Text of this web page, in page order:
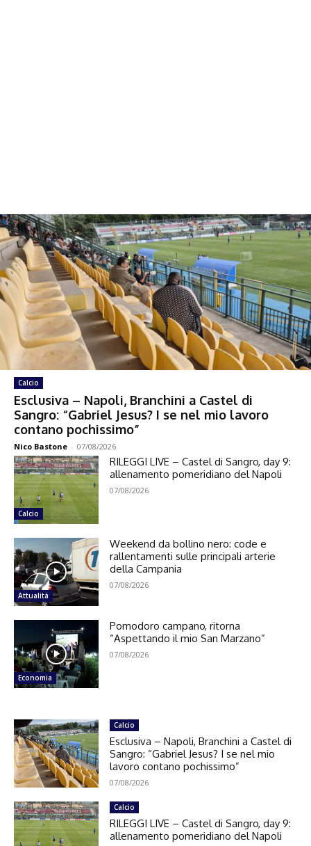
Calcio
Esclusiva – Napoli, Branchini a Castel di
Sangro: “Gabriel Jesus? I se nel mio lavoro
contano pochissimo”
Nico Bastone - 07/08/2026
Calcio
RILEGGI LIVE – Castel di Sangro, day 9:
allenamento pomeridiano del Napoli
07/08/2026
Attualità
Weekend da bollino nero: code e
rallentamenti sulle principali arterie
della Campania
07/08/2026
Economia
Pomodoro campano, ritorna
“Aspettando il mio San Marzano”
07/08/2026
Calcio
Esclusiva – Napoli, Branchini a Castel di
Sangro: “Gabriel Jesus? I se nel mio
lavoro contano pochissimo”
07/08/2026
Calcio
RILEGGI LIVE – Castel di Sangro, day 9:
allenamento pomeridiano del Napoli